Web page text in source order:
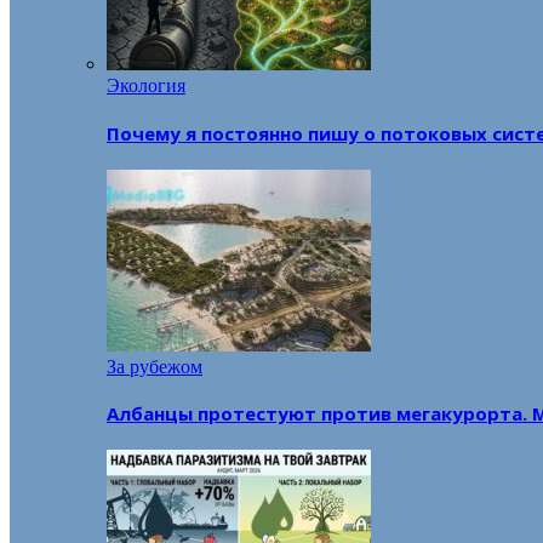
Экология
Почему я постоянно пишу о потоковых
За рубежом
Албанцы протестуют против мегакурорта.